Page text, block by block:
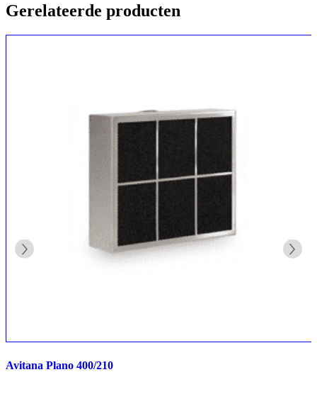
Gerelateerde producten
Avitana Plano 400/210